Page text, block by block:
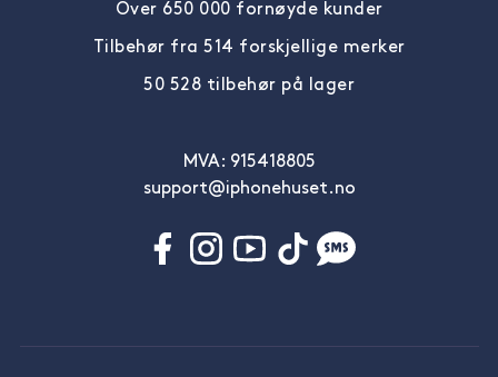
Over 650 000 fornøyde kunder
Tilbehør fra 514 forskjellige merker
50 528 tilbehør på lager
MVA: 915418805
support@iphonehuset.no